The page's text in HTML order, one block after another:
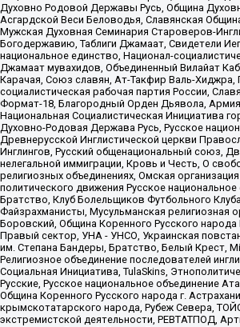
Духовно Родовой Державы Русь, Община
Асгардской Веси Беловодья, Славянская
Мужская Духовная Семинария Староверов-
Богодержавию, Таблиги Джамаат, Свидетели
национальное единство, Национал-
Джамаат мувахидов, Объединенный Вилайат
Карачая, Союз славян, Ат-Такфир Валь-Хиджра,
социалистическая рабочая партия России,
Формат-18, Благородный Орден Дьявола, Армия
Национальная Социалистическая Инициатива
Духовно-Родовая Держава Русь, Русское
Древнерусской Инглистической церкви
Инглингов, Русский общенациональный союз,
нелегальной иммиграции, Кровь и Честь, О
религиозных объединениях, Омская
политического движения Русское
Братство, Клуб Болельщиков Футбольного
Файзрахманисты, Мусульманская религиозная
Боровский, Община Коренного Русского
Правый сектор, УНА - УНСО, Украинская
им. Степана Бандеры, Братство, Белый Крест,
Религиозное объединение последователей
Социальная Инициатива, TulaSkins,
Русские, Русское национальное объединение
Община Коренного Русского народа г.
крымскотатарского народа, Рубеж Севера,
экстремистской деятельности, РЕВТАТПОД,